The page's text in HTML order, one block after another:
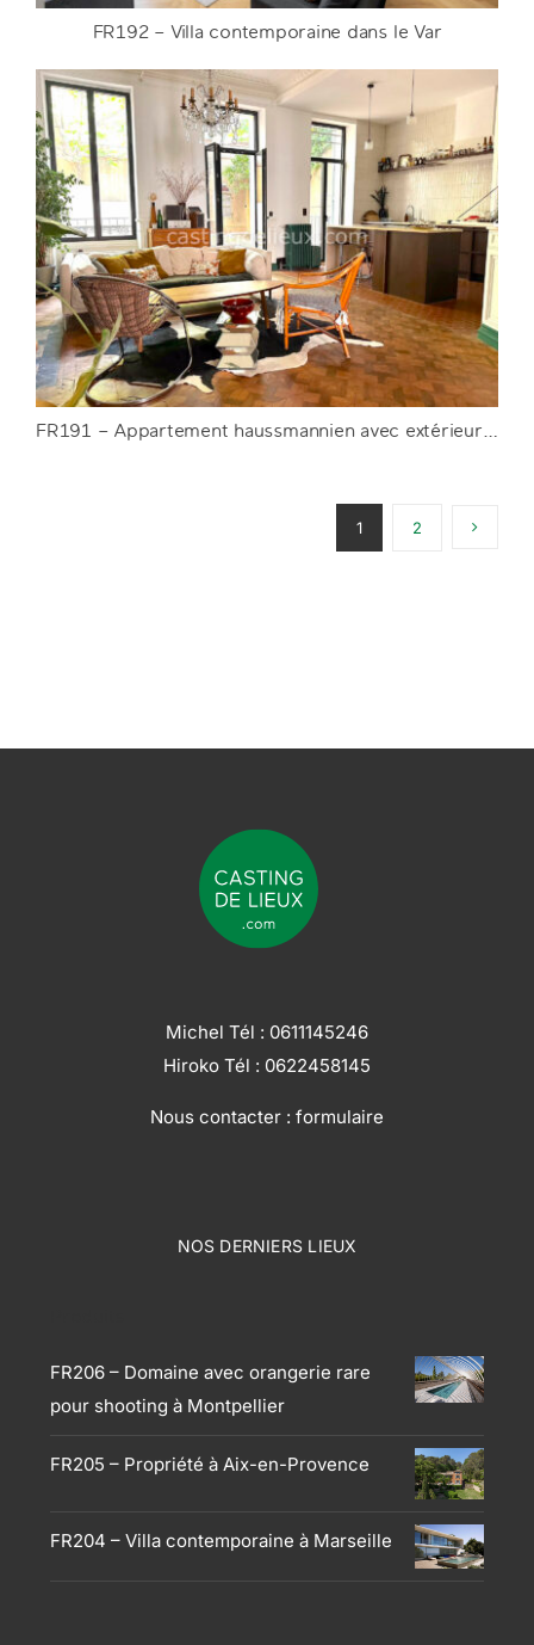
FR192 – Villa contemporaine dans le Var
DETAILS
FR192 – Villa contemporaine dans le Var
FR191 – Appartement haussmannien avec
1 2
Michel Tél : 0611145246
Hiroko Tél : 0622458145
Nous contacter : formulaire
NOS DERNIERS LIEUX
FR206 – Domaine avec orangerie rare
pour shooting à Montpellier
FR205 – Propriété à Aix-en-Provence
FR204 – Villa contemporaine à Marseille